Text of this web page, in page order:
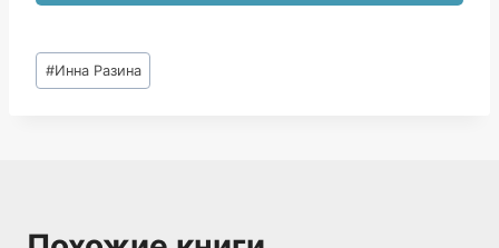
Метки
записи:
#Инна Разина